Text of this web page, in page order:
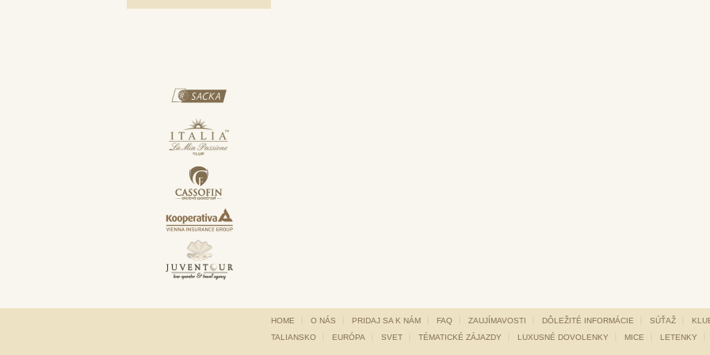
HOME O NÁS PRIDAJ SA K NÁM FAQ ZAUJÍMAVOSTI DÔLEŽITÉ INFORMÁCIE SÚŤAŽ
TALIANSKO
EURÓPA SVET TÉMATICKÉ ZÁJAZDY LUXUSNÉ DOVOLENKY MICE LETENKY